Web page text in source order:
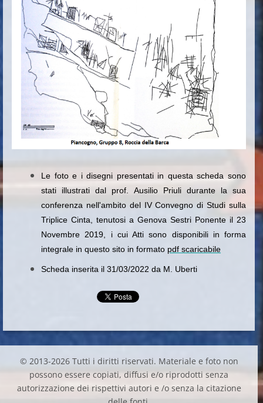
Le foto e i disegni presentati in questa scheda sono
stati illustrati dal prof. Ausilio Priuli durante la sua
conferenza nell'ambito del IV Convegno di Studi sulla
Triplice Cinta, tenutosi a Genova Sestri Ponente il 23
Novembre 2019, i cui Atti sono disponibili in forma
integrale in questo sito in formato pdf scaricabile
Scheda inserita il 31/03/2022 da M. Uberti
© 2013-2026 Tutti i diritti riservati. Materiale e foto non
possono essere copiati, diffusi e/o riprodotti senza
autorizzazione dei rispettivi autori e /o senza la citazione